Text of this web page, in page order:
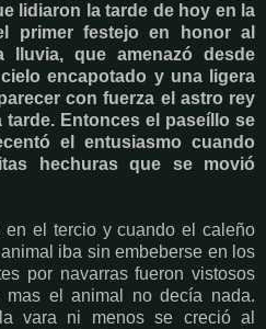
lidiaron la tarde de hoy en la
primer festejo en honor al
lluvia, que amenazó desde
encapotado y una ligera
con fuerza el astro rey
tarde. Entonces el paseíllo se
el entusiasmo cuando
hechuras que se movió
en el tercio y cuando el caleño
iba sin embeberse en los
por navarras fueron vistosos
el animal no decía nada.
vara ni menos se creció al